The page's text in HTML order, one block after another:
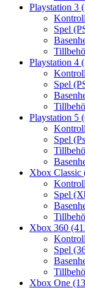
Playstation 3
Spel
Playstation 4
Spel
Playstation 5
Spel
Xbox Classic
Spel
Xbox 360
Spel
Xbox One